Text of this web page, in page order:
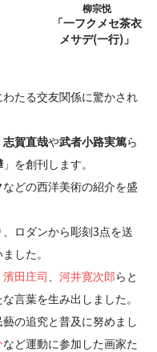
柳宗悦
「一フクメセ茶衣
メサデ(一行)」
たる交友関係に驚かされ
志賀直哉や武者小路実篤ら
」を創刊します。
などの西洋美術の紹介を盛
ロダンから彫刻3点を送
した。
濱田庄司、 河井寛次郎らと
言葉を生み出しました。
の追究と普及に努めまし
など運動に参加した画家た